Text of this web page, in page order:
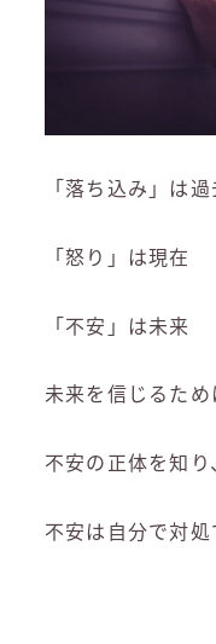
「落ち込み」は
「怒り」は現在
「不安」は未来
未来を信じるため
不安の正体を知
不安は自分で対処